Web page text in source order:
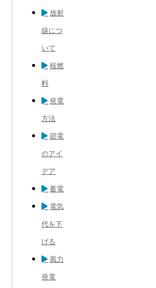
放射
線につ
いて
核燃
料
発電
方法
節電
のアイ
デア
蓄電
電気
代を下
げる
風力
発電